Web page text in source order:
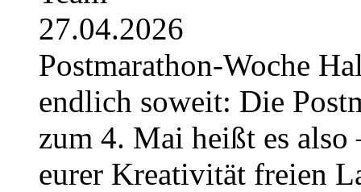
27.04.2026
Postmarathon-Woche
endlich soweit: Die
zum 4. Mai heißt es also
eurer Kreativität freien